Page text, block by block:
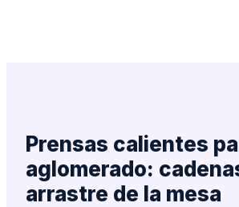
Prensas calientes
aglomerado:
arrastre de la mesa